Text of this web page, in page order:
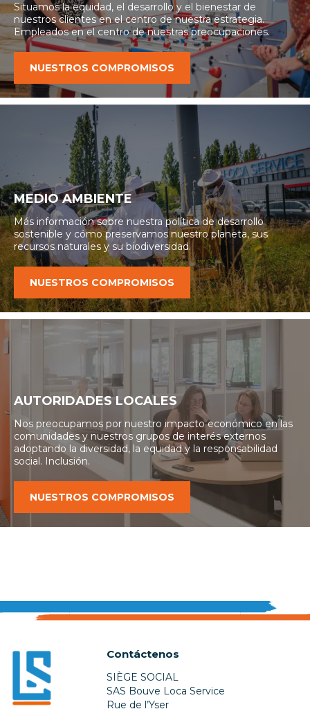
Situamos la equidad, el desarrollo y el bienestar de
nuestros clientes en el centro de nuestra estrategia.
Empleados en el centro de nuestras preocupaciones.
NUESTROS COMPROMISOS
MEDIO AMBIENTE
Más información sobre nuestra política de desarrollo
sostenible y cómo preservamos nuestro planeta, sus
recursos naturales y su biodiversidad.
NUESTROS COMPROMISOS
AUTORIDADES LOCALES
Nos preocupamos por nuestro impacto económico en las
comunidades y nuestros grupos de interés externos
adoptando la diversidad, la equidad y la responsabilidad
social. Inclusión.
NUESTROS COMPROMISOS
Contáctenos
SIÈGE SOCIAL
SAS Bouve Loca Service
Rue de l’Yser